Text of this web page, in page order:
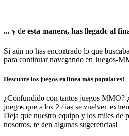
... y de esta manera, has llegado al
Si aún no has encontrado lo que
para continuar navegando en Juegos-
Descubre los juegos en línea más populares!
¿Confundido con tantos juegos MMO?
juegos que a los 2 días se vuelven
Deja que nuestro equipo y los miles de
nosotros, te den algunas sugerencias!